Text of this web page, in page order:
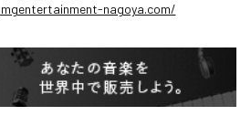
nagoya.com/